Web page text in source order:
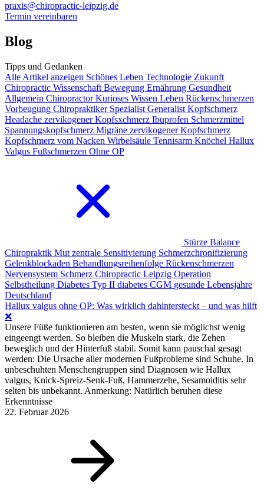
praxis@chiropractic-leipzig.de
Termin vereinbaren
Blog
Tipps und Gedanken
Alle Artikel anzeigen Schönes Leben Technologie Zukunft
Chiropractic Wissenschaft Bewegung Ernährung Gesundheit
Allgemein ChiropractorKurioses Wissen Leben Rückenschmerzen
Vorbeugung Chiropraktiker Spezialist Generalist Kopfschmerz
Headache zervikogener Kopfsxchmerz Ibuprofen Schmerzmittel
Spannungskopfschmerz Migräne zervikogener Kopfschmerz
Kopfschmerz vom Nacken Wirbelsäule Tennisarm Knöchel Hallux
Valgus Fußschmerzen Ohne OP
Stürze Balance
Chiropraktik Mut zentrale Sensitivierung Schmerzchronifizierung
Gelenkblockaden Behandlungsreihenfolge Rückenschmerzen
Nervensystem Schmerz Chiropractic Leipzig Operation
Selbstheilung Diabetes Typ II diabetes CGM gesunde Lebensjahre
Deutschland
Hallux valgus ohne OP: Was wirklich dahintersteckt – und was hilft
❌
Unsere Füße funktionieren am besten, wenn sie möglichst wenig
eingeengt werden. So bleiben die Muskeln stark, die Zehen
beweglich und der Hinterfuß stabil. Somit kann pauschal gesagt
werden: Die Ursache aller modernen Fußprobleme sind Schuhe. In
unbeschuhten Menschengruppen sind Diagnosen wie Hallux
valgus, Knick-Spreiz-Senk-Fuß, Hammerzehe, Sesamoiditis sehr
selten bis unbekannt. Anmerkung: Natürlich beruhen diese
Erkenntnisse
22. Februar 2026